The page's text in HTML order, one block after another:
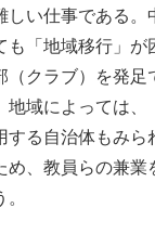
しい仕事である。
も「地域移行」が
（クラブ）を発足
地域によっては
する自治体もみら
め、教員らの兼